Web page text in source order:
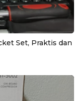
Set, Praktis dan